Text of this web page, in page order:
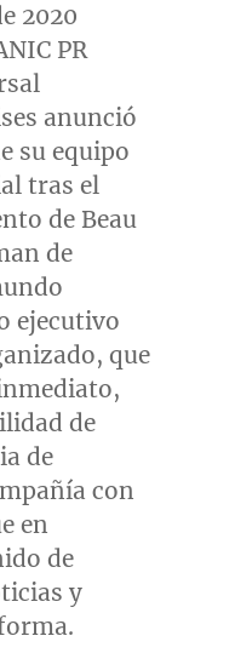
2020
PR
anunció
su equipo
tras el
de Beau
de
ejecutivo
que
de
de
con
en
de
y